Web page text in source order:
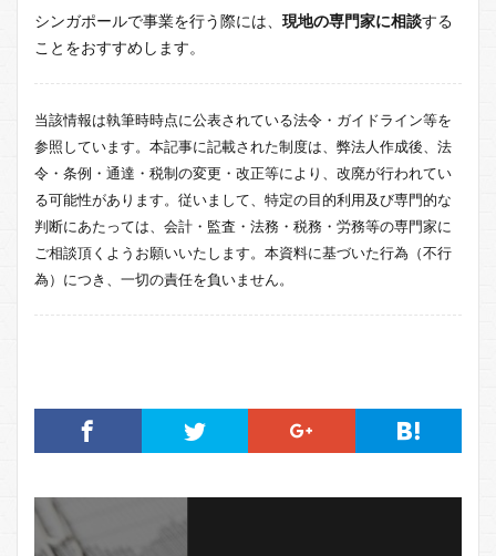
シンガポールで事業を行う際には、 現地の専門家に相談する
ことをおすすめします。
当該情報は執筆時時点に公表されている法令・ガイドライン等を
参照しています。本記事に記載された制度は、弊法人作成後、法
令・条例・通達・税制の変更・改正等により、改廃が行われてい
る可能性があります。従いまして、特定の目的利用及び専門的な
判断にあたっては、会計・監査・法務・税務・労務等の専門家に
ご相談頂くようお願いいたします。本資料に基づいた行為（不行
為）につき、一切の責任を負いません。